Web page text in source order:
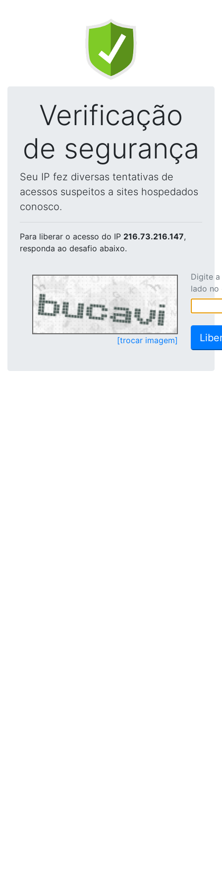
Verificação
de segurança
Seu IP fez diversas tentativas de
acessos suspeitos a sites hospedados
conosco.
Para liberar o acesso do IP 216.73.216.147,
responda ao desafio abaixo.
[trocar imagem]
Digite
lado no